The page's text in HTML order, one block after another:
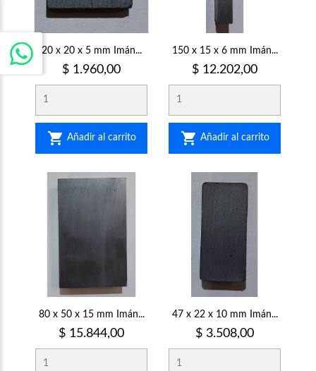
20 x 20 x 5 mm Imán...
Precio
$ 1.960,00
 Añadir al carrito
150 x 15 x 6 mm Imán...
Precio
$ 12.202,00
 Añadir al carrito
80 x 50 x 15 mm Imán...
Precio
$ 15.844,00
47 x 22 x 10 mm Imán...
Precio
$ 3.508,00